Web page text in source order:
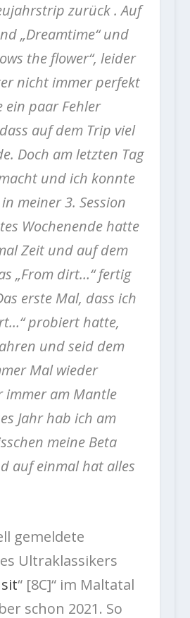
zurück . Auf
„Dreamtime“ und
the flower“, leider
nicht immer perfekt
paar Fehler
auf dem Trip viel
Doch am letzten Tag
und ich konnte
meiner 3. Session
Wochenende hatte
Zeit und auf dem
„From dirt…“ fertig
erste Mal, dass ich
probiert hatte,
und seid dem
Mal wieder
am Mantle
Jahr hab ich am
meine Beta
auf einmal hat alles
gemeldete
Ultraklassikers
“ [8C]“ im Maltatal
schon 2021. So